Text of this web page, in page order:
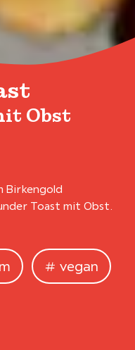
Obst
Birkengold
Toast mit Obst.
vegan